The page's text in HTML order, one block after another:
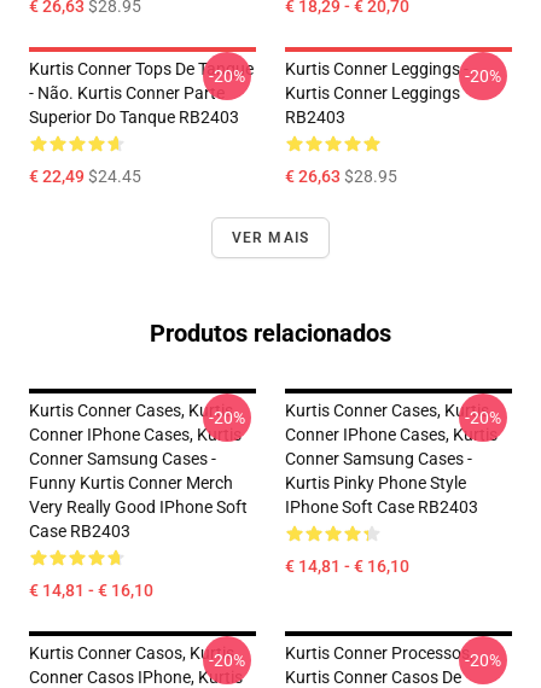
€ 26,63 $28.95 € 18,29 - € 20,70
Kurtis Conner Tops De Tanque
- Não. Kurtis Conner Parte
Superior Do Tanque RB2403
€ 22,49$24.45
-20%
Kurtis Conner Leggings -
Kurtis Conner Leggings
RB2403
€ 26,63 $28.95
-20%
VER MAIS
Produtos relacionados
Kurtis Conner Cases, Kurtis
Conner IPhone Cases, Kurtis
Conner Samsung Cases -
Funny Kurtis Conner Merch
Very Really Good IPhone Soft
Case RB2403
€ 14,81 - € 16,10
-20%
Kurtis Conner Cases, Kurtis
Conner IPhone Cases, Kurtis
Conner Samsung Cases -
Kurtis Pinky Phone Style
IPhone Soft Case RB2403
€ 14,81 - € 16,10
-20%
Kurtis Conner Casos, Kurtis
Conner Casos IPhone, Kurtis
-20%
Kurtis Conner Processos,
Kurtis Conner Casos De
-20%